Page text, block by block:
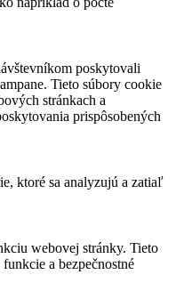
poskytovali
Tieto súbory cookie
stránkach a
prispôsobených
ktoré sa analyzujú a zatiaľ
webovej stránky. Tieto
a bezpečnostné